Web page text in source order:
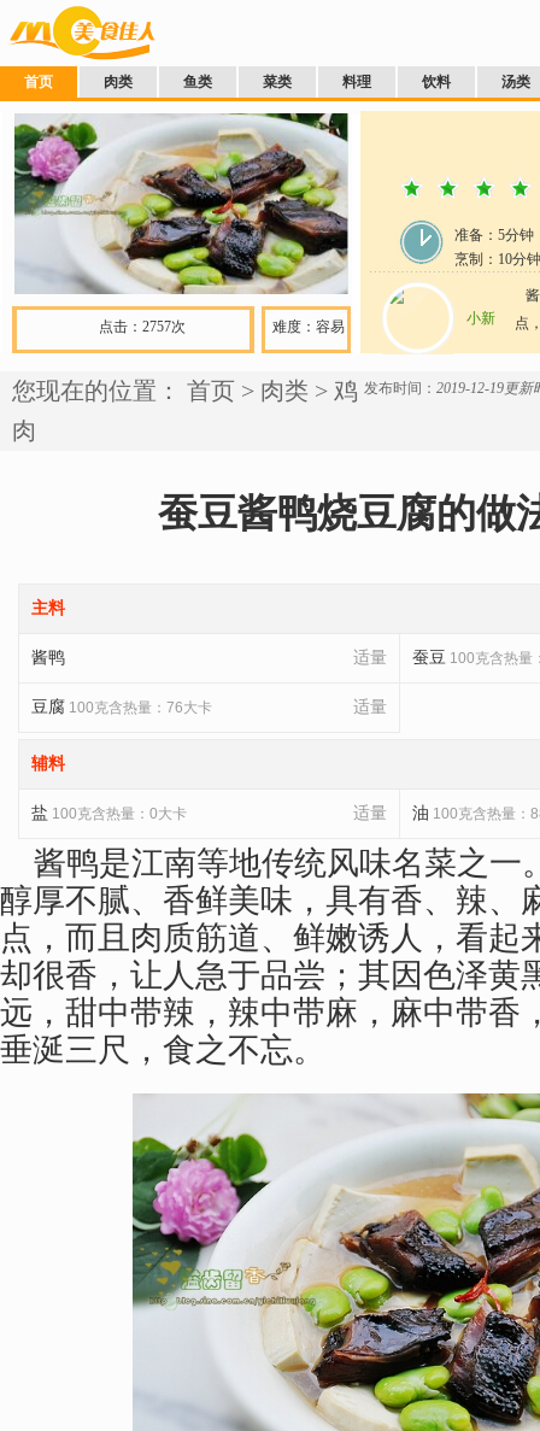
首页 肉类 鱼类 菜类 料理 饮料 汤类
难度：容易
点击：2757次
准备： 5分钟
烹制： 10分钟
小新
点
发布时间： 2019-12-19更新
您现在的位置： 首页 > 肉类 > 鸡
肉
蚕豆酱鸭烧豆腐的做
主料
适量
酱鸭 蚕豆 100克含热量
适量
豆腐 100克含热量：76大卡
辅料
适量
盐 100克含热量：0大卡 油 100克含热量：
酱鸭是江南等地传统风味名菜之一
醇厚不腻、香鲜美味，具有香、辣、
点，而且肉质筋道、鲜嫩诱人，看起
却很香，让人急于品尝；其因色泽黄
远，甜中带辣，辣中带麻，麻中带香
垂涎三尺，食之不忘。